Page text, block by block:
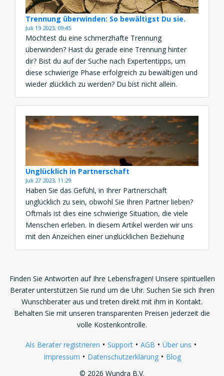
Trennung überwinden: So bewältigst Du sie.
Juli 19 2023, 09:45
Möchtest du eine schmerzhafte Trennung
überwinden? Hast du gerade eine Trennung hinter
dir? Bist du auf der Suche nach Expertentipps, um
diese schwierige Phase erfolgreich zu bewältigen und
wieder glücklich zu werden? Du bist nicht allein.
Trennungen können eine große Herausforderung
sein, aber mit den richtigen Strategien kannst du
diese Zeit nutzen, um dich weiterzuentwickeln […]
Unglücklich in Partnerschaft
Juli 27 2023, 11:29
Haben Sie das Gefühl, in Ihrer Partnerschaft
unglücklich zu sein, obwohl Sie Ihren Partner lieben?
Oftmals ist dies eine schwierige Situation, die viele
Menschen erleben. In diesem Artikel werden wir uns
mit den Anzeichen einer unglücklichen Beziehung
auseinandersetzen, potenzielle Lösungen für eine
[…]
Finden Sie Antworten auf Ihre Lebensfragen! Unsere spirituellen
Berater unterstützen Sie rund um die Uhr. Suchen Sie sich Ihren
Wunschberater aus und treten direkt mit ihm in Kontakt.
Behalten Sie mit unseren transparenten Preisen jederzeit die
volle Kostenkontrolle.
Als Berater registrieren • Support • AGB • Über uns •
Impressum • Datenschutzerklärung • Blog
© 2026 Wundra B.V.